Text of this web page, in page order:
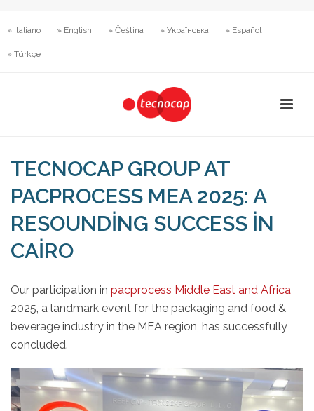
» Italiano » English » Čeština » Українська » Español
» Türkçe
TECNOCAP GROUP AT
PACPROCESS MEA 2025: A
RESOUNDING SUCCESS IN
CAIRO
Our participation in pacprocess Middle East and Africa
2025, a landmark event for the packaging and food &
beverage industry in the MEA region, has successfully
concluded.